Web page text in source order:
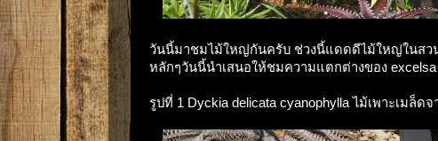
วันนี้มาชมไม้ใหญ่กันครับ ช่วงนี้แดดดีไม้ใหญ่ในสวน
หลักๆวันนี้นำเสนอให้ชมความแตกต่างของ
รูปที่ 1 Dyckia delicata cyanophylla ไม้เพาะเมล็